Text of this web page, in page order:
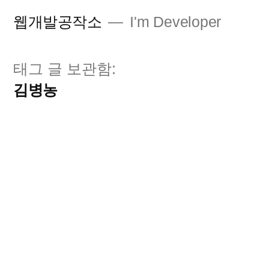
웹개발공작소 I'm Developer
태그 글 보관함:
김병농